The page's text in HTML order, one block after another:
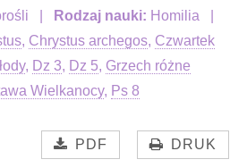
Rodzaj nauki: Homilia
, Chrystus archegos, Czwartek
, Dz 3, Dz 5, Grzech różne
Wielkanocy, Ps 8
PDF DRUK